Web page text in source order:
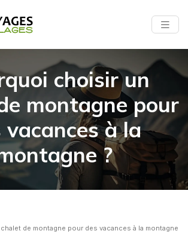
choisir un
montagne pour
vacances à la
?
de montagne pour des vacances à la montagne